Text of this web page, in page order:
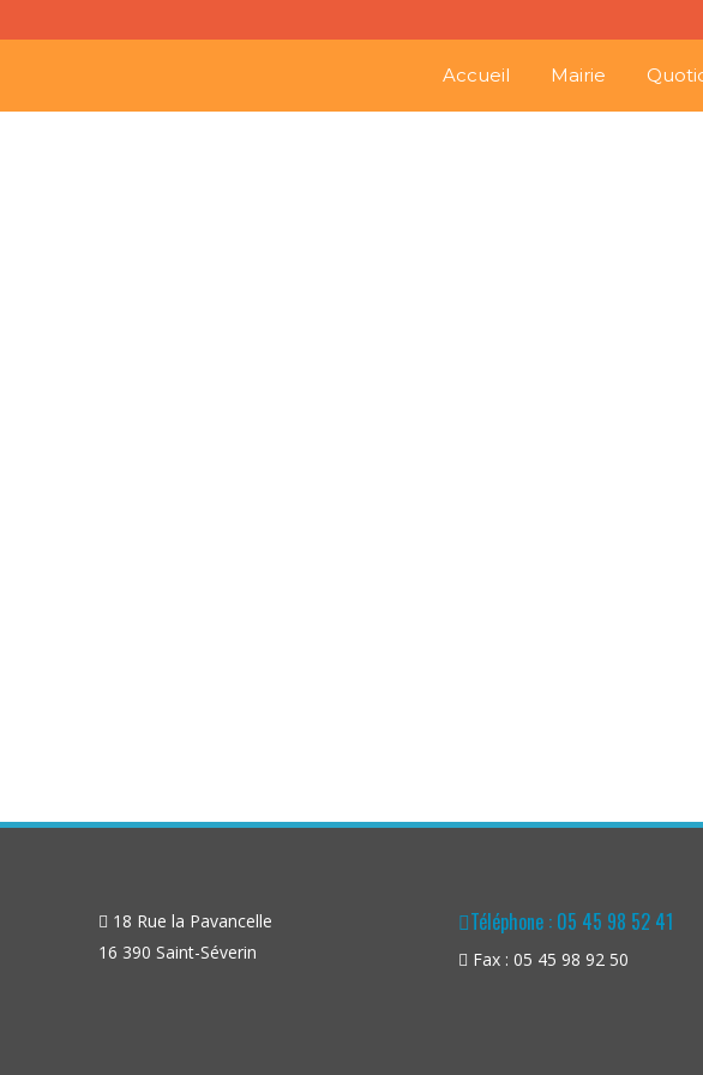
Accueil Mairie
18 Rue la Pavancelle
16 390 Saint-Séverin
Téléphone : 05 45 98 52 41
Fax : 05 45 98 92 50